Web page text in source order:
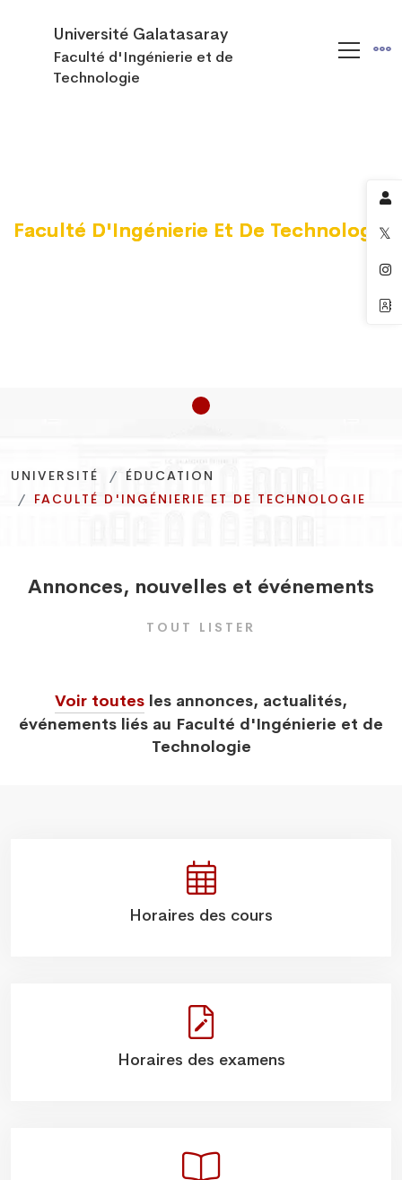
Université Galatasaray
Faculté d'Ingénierie et de
Technologie
Faculté D'Ingénierie Et De Technologie
Faculté D'Ingénierie Et De Technologie
Faculté D'Ingénierie Et De Technologie
UNIVERSITÉ
ÉDUCATION
FACULTÉ D'INGÉNIERIE ET DE TECHNOLOGIE
Annonces, nouvelles et événements
TOUT LISTER
Voir toutes les annonces, actualités,
événements liés au Faculté d'Ingénierie et de
Technologie
Horaires des cours
Horaires des examens